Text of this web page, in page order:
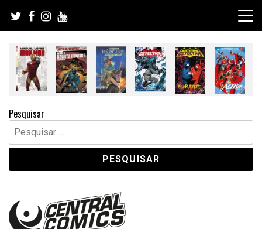
content
Pesquisar
Pesquisar
por: